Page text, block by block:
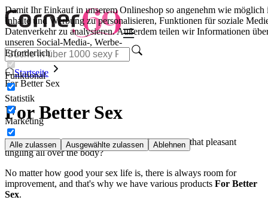
Damit Ihr Einkauf in unserem Onlineshop so angenehm wie möglich
Inhalte und Werbung zu personalisieren, Funktionen für soziale
Datenverkehr zu analysieren. Außerdem teilen wir Informationen
unseren Social-Media-, Werbe-
Erforderlich
Funktional
Statistik
Marketing
Alle zulassen Ausgewählte zulassen Ablehnen
Startseite
For Better Sex
For Better Sex
Who wouldn't want better erections? Or more of that pleasant
tingling all over the body?
No matter how good your sex life is, there is always room for
improvement, and that's why we have various products For Better
Sex.